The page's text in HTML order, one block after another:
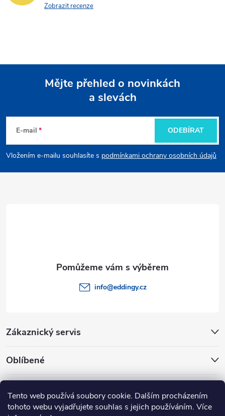
Tento web používá soubory cookie. Dalším procházením
tohoto webu vyjadřujete souhlas s jejich používáním. Více
Zobrazit recenze
p
Mějte přehled o novinkách
a slevách
E-mail
Vložením e-mailu souhlasíte s podmínkami ochrany osobních údajů
ODEBÍRAT
Zákaznický servis
Oblíbené
info@eddingy.cz